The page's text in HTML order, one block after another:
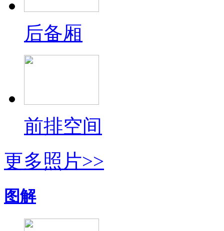
后备厢
前排空间
更多照片>>
图解